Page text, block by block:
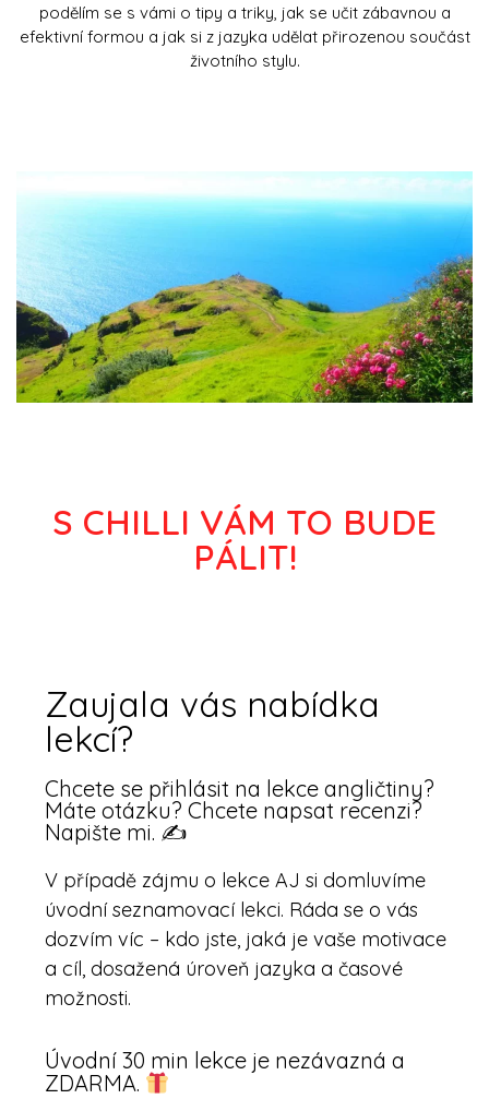
podělím se s vámi o tipy a triky, jak se učit zábavnou a
efektivní formou a jak si z jazyka udělat přirozenou součást
životního stylu.
S CHILLI VÁM TO BUDE
PÁLIT!
Zaujala vás nabídka
lekcí?
Chcete se přihlásit na lekce angličtiny?
Máte otázku? Chcete napsat recenzi?
Napište mi. ✍️
V případě zájmu o lekce AJ si domluvíme
úvodní seznamovací lekci. Ráda se o vás
dozvím víc – kdo jste, jaká je vaše motivace
a cíl, dosažená úroveň jazyka a časové
možnosti.
Úvodní 30 min lekce je nezávazná a
ZDARMA.